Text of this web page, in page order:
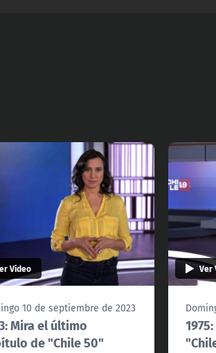
Video
10 de septiembre de 2023
Mira el último
de "Chile 50"
Ver